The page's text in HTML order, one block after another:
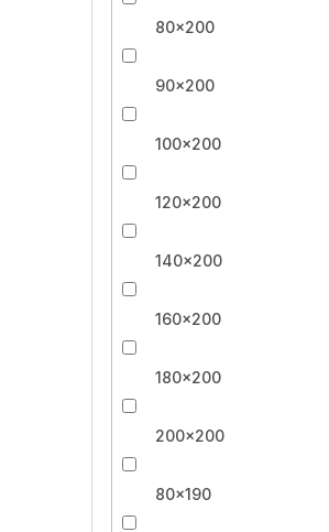
80x200
90x200
100x200
120x200
140x200
160x200
180x200
200x200
80x190